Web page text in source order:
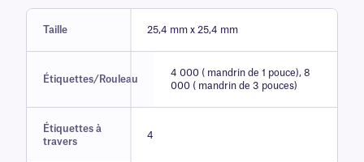
Taille 25,4 mm x 25,4 mm
Étiquettes/Rouleau
4 000 ( mandrin de 1 pouce), 8
000 ( mandrin de 3 pouces)
Étiquettes à
travers
4